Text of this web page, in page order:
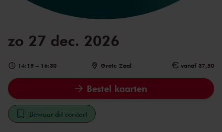
zo 27 dec. 2026
14:15 – 16:30 Grote Zaal vanaf 37,50
Bestel kaarten
Bewaar dit concert